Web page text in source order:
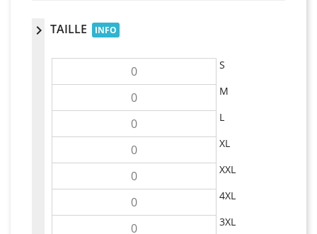
chevron_right TAILLE INFO
S
M
L
XL
XXL
4XL
3XL